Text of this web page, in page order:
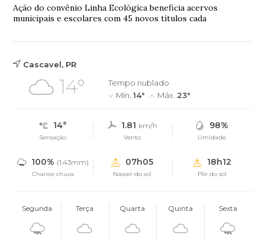
Ação do convênio Linha Ecológica beneficia acervos
municipais e escolares com 45 novos títulos cada
Cascavel, PR
14°
Tempo nublado
Mín.14° Máx. 23°
14°
Sensação
1.81 km/h
Vento
98%
Umidade
100% (1.43mm)
Chance chuva
07h05
Nascer do sol
18h12
Pôr do sol
Segunda Terça Quarta Quinta Sexta